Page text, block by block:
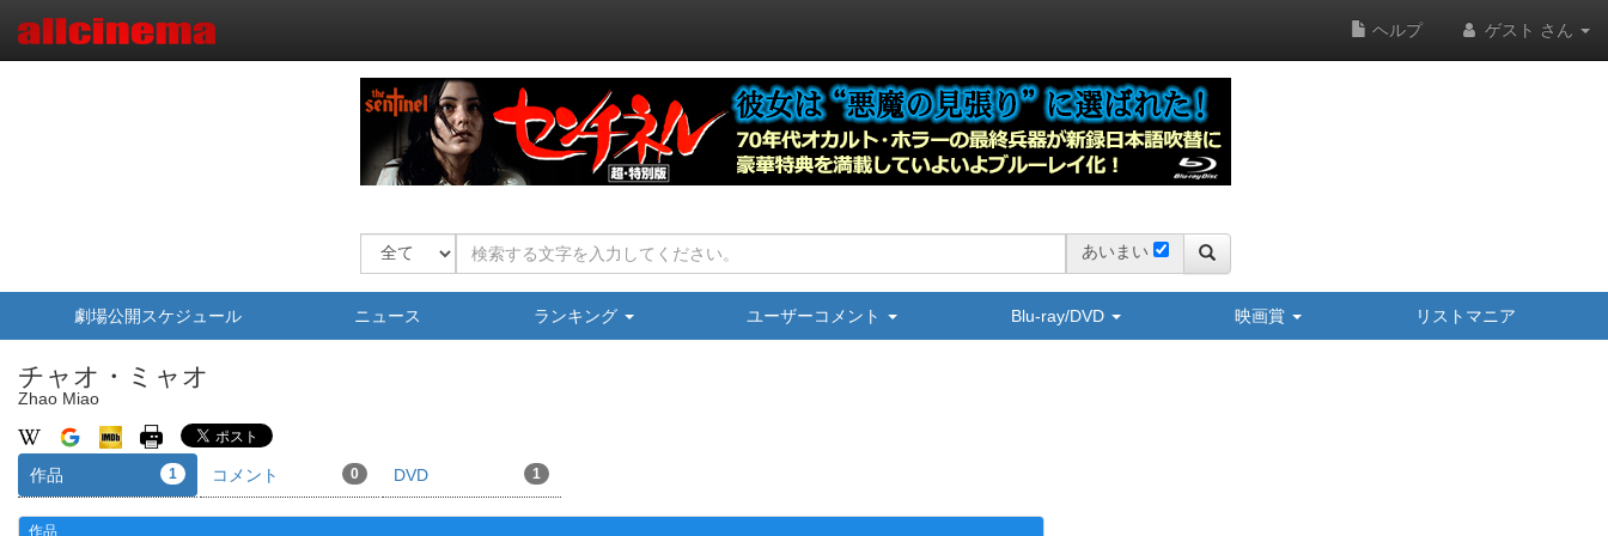
ヘルプ ゲスト さん
あいまい
劇場公開スケジュール ニュース ランキング ユーザーコメント Blu-ray/DVD 映画賞 リストマニア
チャオ・ミャオ
Zhao Miao
作品 1 コメント 0 DVD 1
作品